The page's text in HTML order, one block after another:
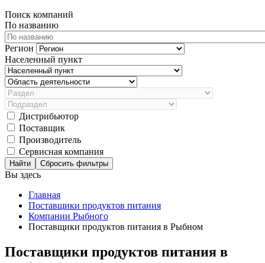
Поиск компаний
По названию
Регион
Населенный пункт
Дистрибьютор
Поставщик
Производитель
Сервисная компания
Сбросить фильтры
Вы здесь
Главная
Поставщики продуктов питания
Компании Рыбного
Поставщики продуктов питания в Рыбном
Поставщики продуктов питания в